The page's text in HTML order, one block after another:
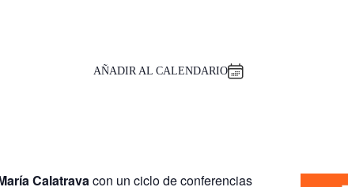
AÑADIR AL CALENDARIO
Calatravacon un ciclo de conferencias